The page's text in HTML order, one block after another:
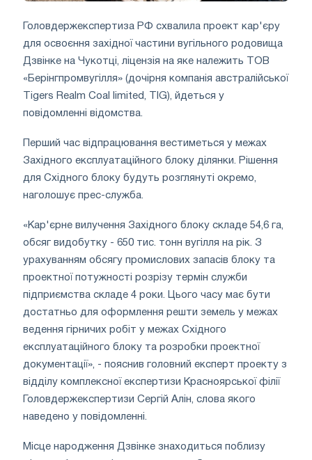
Головдержекспертиза РФ схвалила проект кар'єру
для освоєння західної частини вугільного родовища
Дзвінке на Чукотці, ліцензія на яке належить ТОВ
«Берінгпромвугілля» (дочірня компанія австралійської
Tigers Realm Coal limited, TIG), йдеться у
повідомленні відомства.
Перший час відпрацювання вестиметься у межах
Західного експлуатаційного блоку ділянки. Рішення
для Східного блоку будуть розглянуті окремо,
наголошує прес-служба.
«Кар'єрне вилучення Західного блоку складе 54,6 га,
обсяг видобутку - 650 тис. тонн вугілля на рік. З
урахуванням обсягу промислових запасів блоку та
проектної потужності розрізу термін служби
підприємства складе 4 роки. Цього часу має бути
достатньо для оформлення решти земель у межах
ведення гірничих робіт у межах Східного
експлуатаційного блоку та розробки проектної
документації», - пояснив головний експерт проекту з
відділу комплексної експертизи Красноярської філії
Головдержекспертизи Сергій Алін, слова якого
наведено у повідомленні.
Місце народження Дзвінке знаходиться поблизу